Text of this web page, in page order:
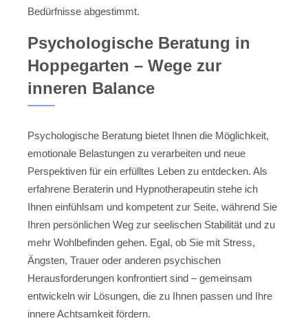
Bedürfnisse abgestimmt.
Psychologische Beratung in
Hoppegarten – Wege zur
inneren Balance
Psychologische Beratung bietet Ihnen die Möglichkeit,
emotionale Belastungen zu verarbeiten und neue
Perspektiven für ein erfülltes Leben zu entdecken. Als
erfahrene Beraterin und Hypnotherapeutin stehe ich
Ihnen einfühlsam und kompetent zur Seite, während Sie
Ihren persönlichen Weg zur seelischen Stabilität und zu
mehr Wohlbefinden gehen. Egal, ob Sie mit Stress,
Ängsten, Trauer oder anderen psychischen
Herausforderungen konfrontiert sind – gemeinsam
entwickeln wir Lösungen, die zu Ihnen passen und Ihre
innere Achtsamkeit fördern.